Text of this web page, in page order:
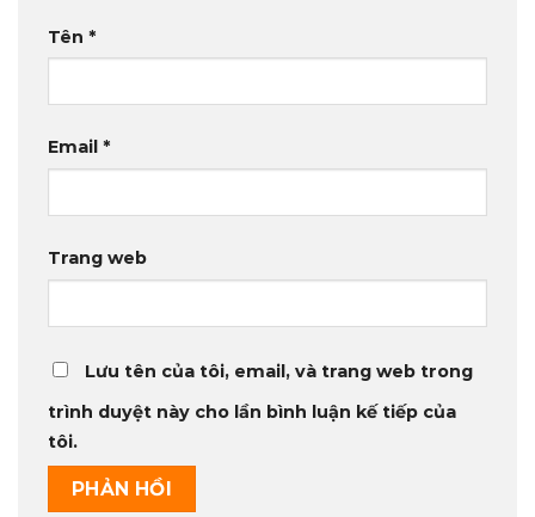
Tên *
Email *
Trang web
Lưu tên của tôi, email, và trang web trong
trình duyệt này cho lần bình luận kế tiếp của
tôi.